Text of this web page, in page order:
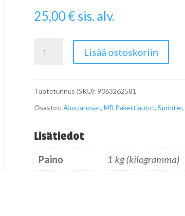
25,00€ sis. alv.
Kallistuksen
vakaajankumi
W906
määrä
Lisää ostoskoriin
Tuotetunnus (SKU): 9063262581
Osastot: Alustanosat, MB Pakettiautot, Sprinter,
Lisätiedot
Paino 1 kg (kilogramma)